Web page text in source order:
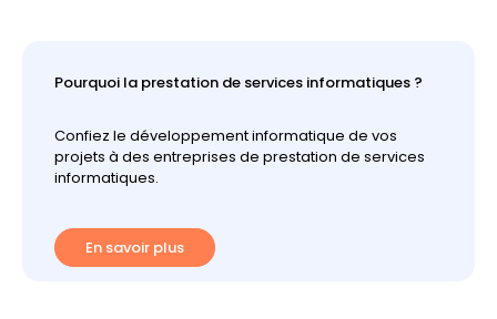
Pourquoi la prestation de services informatiques ?
Confiez le développement informatique de vos
projets à des entreprises de prestation de services
informatiques.
En savoir plus